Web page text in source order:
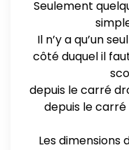
Seulement
Il n’y a qu’un
côté duquel il
depuis le carré
depuis le
Les dimensions